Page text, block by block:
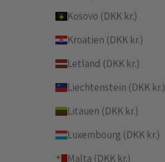
Kosovo (DKK kr.)
Kroatien (DKK kr.)
Letland (DKK kr.)
Liechtenstein (DKK kr.)
Litauen (DKK kr.)
Luxembourg (DKK kr.)
Malta (DKK kr.)